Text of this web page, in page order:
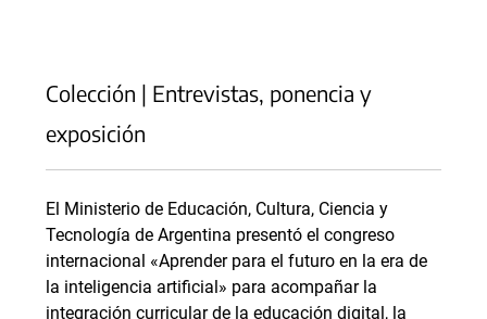
Colección | Entrevistas, ponencia y
exposición
El Ministerio de Educación, Cultura, Ciencia y
Tecnología de Argentina presentó el congreso
internacional «Aprender para el futuro en la era de
la inteligencia artificial» para acompañar la
integración curricular de la educación digital, la